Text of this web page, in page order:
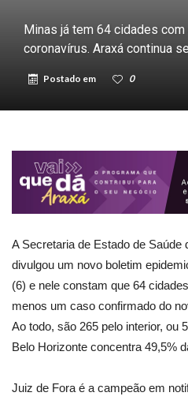
Minas já tem 64 cidades
coronavírus. Araxá continua
Postado em 0
A Secretaria de Estado de
divulgou um novo boletim
(6) e nele constam que 64
menos um caso confirmado do
Ao todo, são 265 pelo interior, ou
Belo Horizonte concentra 49,5%
Juiz de Fora é a campeão em